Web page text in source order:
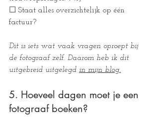
☐ Staat alles overzichtelijk op één
factuur?
Dit is iets wat vaak vragen oproept bij
de fotograaf zelf. Daarom heb ik dit
uitgebreid uitgelegd in mijn blog.
5. Hoeveel dagen moet je een
fotograaf boeken?